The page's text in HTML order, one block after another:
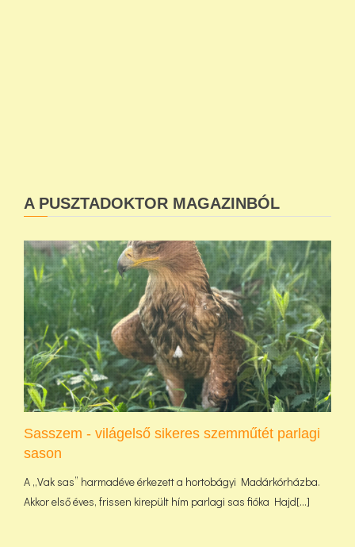
A PUSZTADOKTOR MAGAZINBÓL
Sasszem - világelső sikeres szemműtét parlagi
sason
A „Vak sas” harmadéve érkezett a hortobágyi Madárkórházba.
Akkor első éves, frissen kirepült hím parlagi sas fióka Hajd[...]